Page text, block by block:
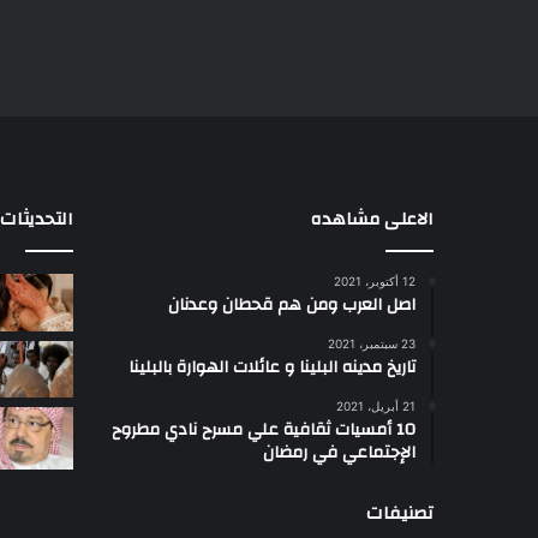
الاعلى مشاهده
12 أكتوبر، 2021
اصل العرب ومن هم قحطان وعدنان
23 سبتمبر، 2021
تاريخ مدينه البلينا و عائلات الهوارة بالبلينا
21 أبريل، 2021
10 أمسيات ثقافية علي مسرح نادي مطروح
الإجتماعي في رمضان
تصنيفات
التحديثات